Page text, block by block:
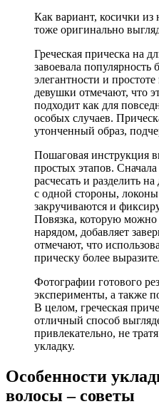
Как вариант, косички из
тоже оригинально
Греческая прическа на
завоевала популярность
элегантности и
девушки отмечают, что
подходит как для
особых случаев.
утонченный образ,
Пошаговая инструкция
простых этапов.
расчесать и разделить
с одной стороны,
закручиваются и
Повязка, которую можно
нарядом, добавляет
отмечают, что
прическу более
Фотографии готового
эксперименты, а также
В целом, греческая
отличный способ
привлекательно, не
укладку.
Особенности
волосы – советы